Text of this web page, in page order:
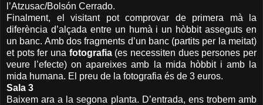
l’Atzusac/Bolsón Cerrado.
Finalment, el visitant pot comprovar de primera mà la
diferència d’alçada entre un humà i un hòbbit asseguts en
un banc. Amb dos fragments d’un banc (partits per la meitat)
et pots fer una fotografia(es necessiten dues persones per
veure l’efecte) on apareixes amb la mida hòbbit i amb la
mida humana. El preu de la fotografia és de 3 euros.
Sala 3
Baixem ara a la segona planta. D’entrada, ens trobem amb